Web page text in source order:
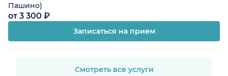
Пашино)
от 3 300 ₽
Записаться на прием
Смотреть все услуги